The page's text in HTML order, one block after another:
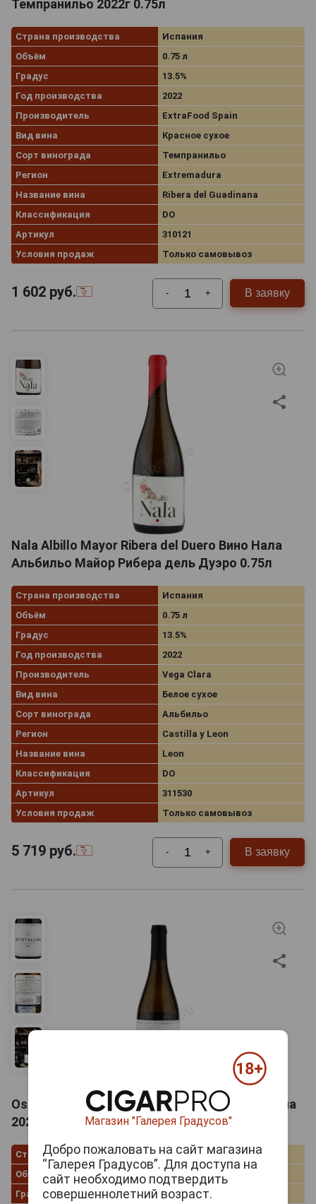
Темпранильо 2022г 0.75л
Страна производства
Испания
Объём
0.75 л
Градус
13.5%
Год производства
2022
Производитель
ExtraFood Spain
Вид вина
Красное сухое
Сорт винограда
Темпранильо
Регион
Extremadura
Название вина
Ribera del Guadinana
Классификация
DO
Артикул
310121
Условия продаж
Только самовывоз
1 602 руб. - + В заявку
Nala Albillo Mayor Ribera del Duero Вино Нала
Альбильо Майор Рибера дель Дуэро 0.75л
Страна производства
Испания
Объём
0.75 л
Градус
13.5%
Год производства
2022
Производитель
Vega Clara
Вид вина
Белое сухое
Сорт винограда
Альбильо
Регион
Castilla y Leon
Название вина
Leon
Классификация
DO
Артикул
311530
Условия продаж
Только самовывоз
5 719 руб. - + В заявку
Ossian Quintaluna 2022 Вино Оссиан Кинталуна
2022г 0.75л
Страна производства
Испания
Объём
0.75 л
Градус
13.0%
Магазин "Галерея Градусов"
Добро пожаловать на сайт магазина
“Галерея Градусов”. Для доступа на
сайт необходимо подтвердить
совершеннолетний возраст.